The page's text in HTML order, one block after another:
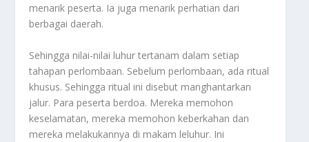
menarik peserta. Ia juga menarik perhatian dari
berbagai daerah.
Sehingga nilai-nilai luhur tertanam dalam setiap
tahapan perlombaan. Sebelum perlombaan, ada ritual
khusus. Sehingga ritual ini disebut manghantarkan
jalur. Para peserta berdoa. Mereka memohon
keselamatan, mereka memohon keberkahan dan
mereka melakukannya di makam leluhur. Ini